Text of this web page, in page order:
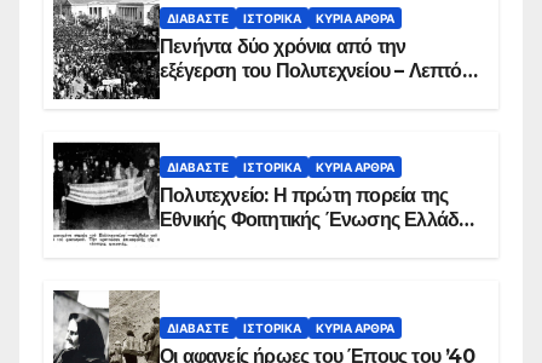
ΔΙΑΒΆΣΤΕ ΙΣΤΟΡΙΚΆ ΚΥΡΙΑ ΑΡΘΡΑ
Πενήντα δύο χρόνια από την
εξέγερση του Πολυτεχνείου – Λεπτό
ΔΙΑΒΆΣΤΕ ΙΣΤΟΡΙΚΆ ΚΥΡΙΑ ΑΡΘΡΑ
Πολυτεχνείο: Η πρώτη πορεία της
Εθνικής Φοιτητικής Ένωσης Ελλάδος
ΔΙΑΒΆΣΤΕ ΙΣΤΟΡΙΚΆ ΚΥΡΙΑ ΑΡΘΡΑ
Οι αφανείς ήρωες του Έπους του ’40